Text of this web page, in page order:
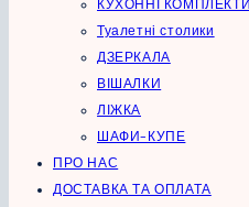
КУХОННІ КОМПЛЕКТИ
Туалетні столики
ДЗЕРКАЛА
ВІШАЛКИ
ЛІЖКА
ШАФИ-КУПЕ
ПРО НАС
ДОСТАВКА ТА ОПЛАТА